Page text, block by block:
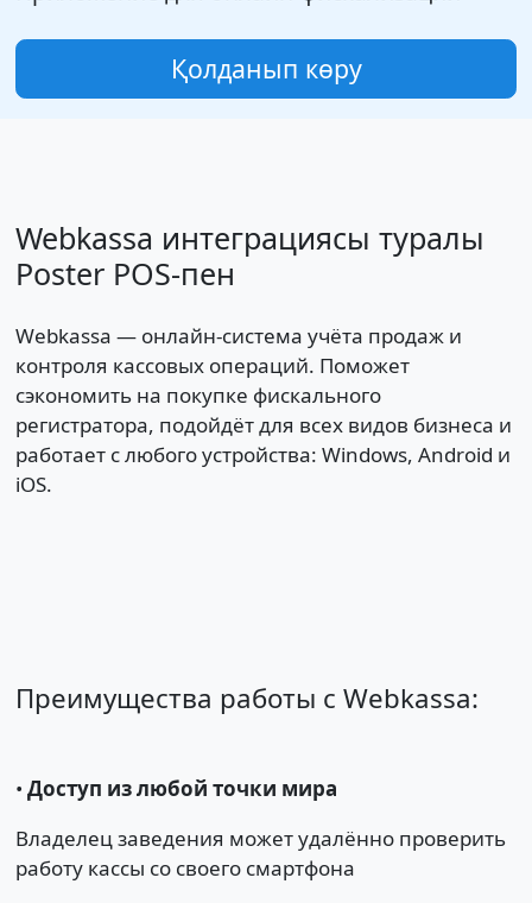
Қолданып көру
Webkassa интеграциясы туралы
Poster POS-пен
Webkassa — онлайн-система учёта продаж и
контроля кассовых операций. Поможет
сэкономить на покупке фискального
регистратора, подойдёт для всех видов бизнеса и
работает с любого устройства: Windows, Android и
iOS.
Преимущества работы с Webkassa:
• Доступ из любой точки мира
Владелец заведения может удалённо проверить
работу кассы со своего смартфона